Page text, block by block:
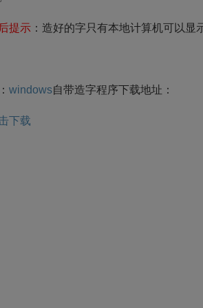
提示 ：造好的字只有本地计算机可以显
windows自带造字程序下载地址：
下载